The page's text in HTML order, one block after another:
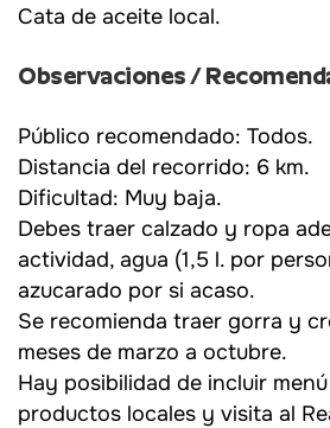
Cata de aceite local.
Observaciones /
Público recomendado: Todos.
Distancia del recorrido: 6 km.
Dificultad: Muy baja.
Debes traer calzado y ropa
actividad, agua (1,5 l. por
azucarado por si acaso.
Se recomienda traer gorra y
meses de marzo a octubre.
Hay posibilidad de incluir
productos locales y visita al